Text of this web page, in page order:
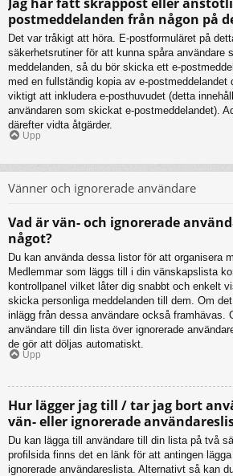
postmeddelanden från någon på
Det var tråkigt att höra. E-postformuläret på
säkerhetsrutiner för att kunna spåra användare
meddelanden, så du bör skicka ett e-
med en fullständig kopia av e-postmeddelandet
viktigt att inkludera e-posthuvudet (detta
användaren som skickat e-postmeddelandet).
därefter vidta åtgärder.
Upp
Vänner och ignorerade användare
Vad är vän- och ignorerade
något?
Du kan använda dessa listor för att organisera
Medlemmar som läggs till i din vänskapslista
kontrollpanel vilket låter dig snabbt och enkelt
skicka personliga meddelanden till dem. Om
inlägg från dessa användare också framhävas.
användare till din lista över ignorerade
de gör att döljas automatiskt.
Upp
Hur lägger jag till / tar jag bort
vän- eller ignorerade
Du kan lägga till användare till din lista på två
profilsida finns det en länk för att antingen
ignorerade användareslista. Alternativt så kan